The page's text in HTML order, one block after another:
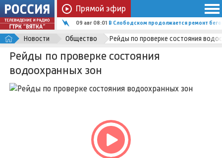
Прямой эфир
09 авг 08:01 В Слободском продолжается ремонт
Новости Общество Рейды по проверке состояния
Рейды по проверке состояния
водоохранных зон